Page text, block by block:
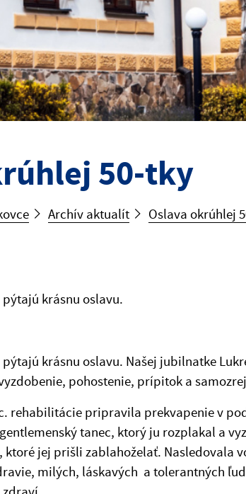
50-tky
Archív aktualít Oslava okrúhlej
krásnu oslavu.
krásnu oslavu. Našej jubilnatke
pohostenie, prípitok a
rehabilitácie pripravila prekvapenie v
tanec, ktorý ju rozplakal a
ktoré jej prišli zablahoželať. Nasledovala
milých, láskavých a tolerantných